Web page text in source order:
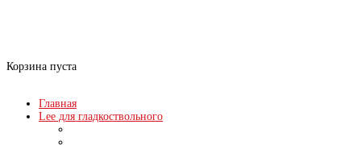
Корзина пуста
Главная
Lee для гладкоствольного